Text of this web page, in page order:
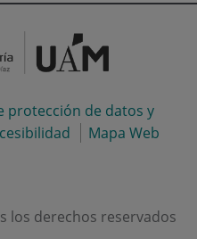
protección de datos y
Mapa Web
los derechos reservados